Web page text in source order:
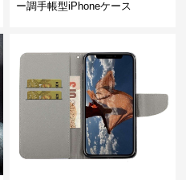
ー調手帳型iPhoneケース